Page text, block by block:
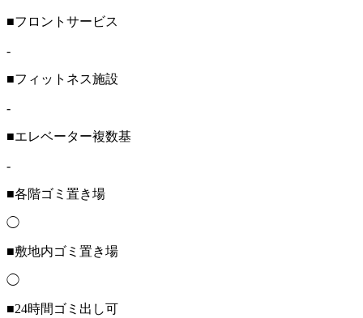
■フロントサービス
-
■フィットネス施設
-
■エレベーター複数基
-
■各階ゴミ置き場
◯
■敷地内ゴミ置き場
◯
■24時間ゴミ出し可